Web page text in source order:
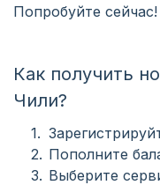
Попробуйте сейчас!
Как получить
Чили?
Пополните
Выберите